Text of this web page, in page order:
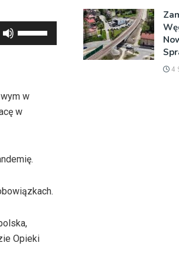
strzałek
lub
głośność.
w
w
Opieki
4